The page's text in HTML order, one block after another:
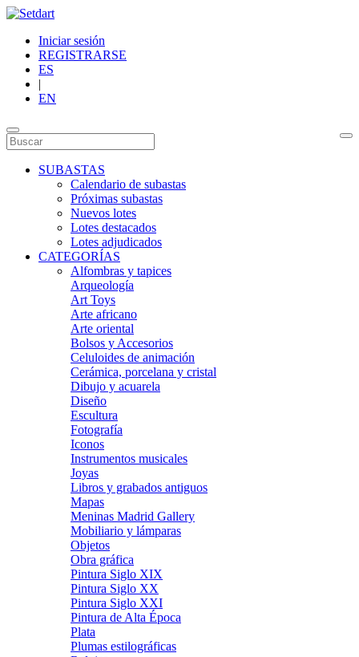
Iniciar sesión
REGISTRARSE
ES
|
EN
SUBASTAS
Calendario de subastas
Próximas subastas
Nuevos lotes
Lotes destacados
Lotes adjudicados
CATEGORÍAS
Alfombras y tapices
Arqueología
Art Toys
Arte africano
Arte oriental
Bolsos y Accesorios
Celuloides de animación
Cerámica, porcelana y cristal
Dibujo y acuarela
Diseño
Escultura
Fotografía
Iconos
Instrumentos musicales
Joyas
Libros y grabados antiguos
Mapas
Meninas Madrid Gallery
Mobiliario y lámparas
Objetos
Obra gráfica
Pintura Siglo XIX
Pintura Siglo XX
Pintura Siglo XXI
Pintura de Alta Época
Plata
Plumas estilográficas